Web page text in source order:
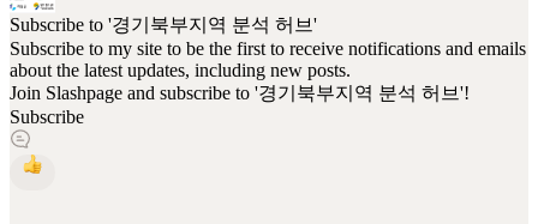
Subscribe to '경기북부지역 분석 허브'
Subscribe to my site to be the first to receive notifications and emails
about the latest updates, including new posts.
Join Slashpage and subscribe to '경기북부지역 분석 허브'!
Subscribe